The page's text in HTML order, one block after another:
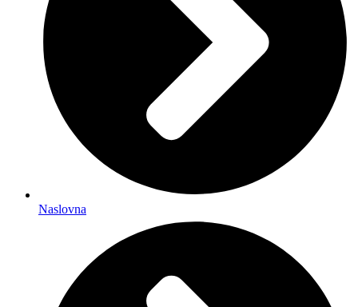
Naslovna